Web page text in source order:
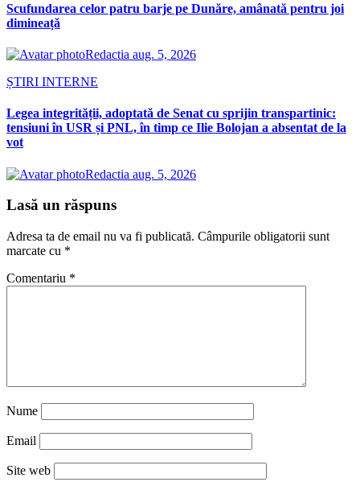
Scufundarea celor patru barje pe Dunăre, amânată pentru joi
dimineață
Redactia aug. 5, 2026
ȘTIRI INTERNE
Legea integrității, adoptată de Senat cu sprijin transpartinic:
tensiuni în USR și PNL, în timp ce Ilie Bolojan a absentat de la
vot
Redactia aug. 5, 2026
Lasă un răspuns
Adresa ta de email nu va fi publicată. Câmpurile obligatorii sunt
marcate cu *
Comentariu *
Nume
Email
Site web